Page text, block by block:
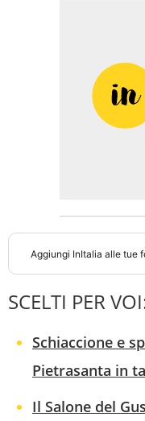
Aggiungi InItalia alle tue
SCELTI PER
Schiaccione e
Pietrasanta in
Il Salone del